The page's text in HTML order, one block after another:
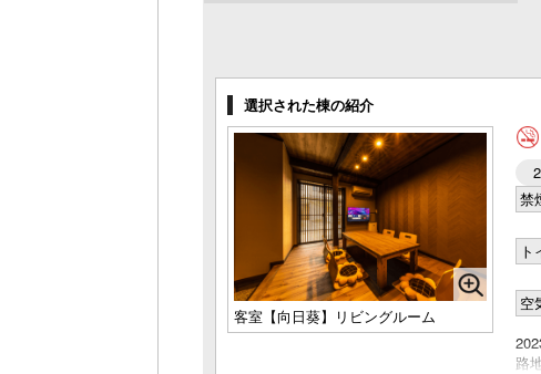
定員 2～4名様
金沢町家 金魚（Kingyo）3名定員
Wi-Fi・キッチン・バス・トイレ完備
1名様料金14,300円～
様1棟利用時)
定員 2～3名様
金沢町家 響（Hibiki）4名定員 Wi-
Fi・キッチン・バス・トイレ完備
1名様料金16,500円～(2名
様1棟利用時)
選択された棟の紹介
客室【向日葵】リビングルーム
禁
ト
空
路